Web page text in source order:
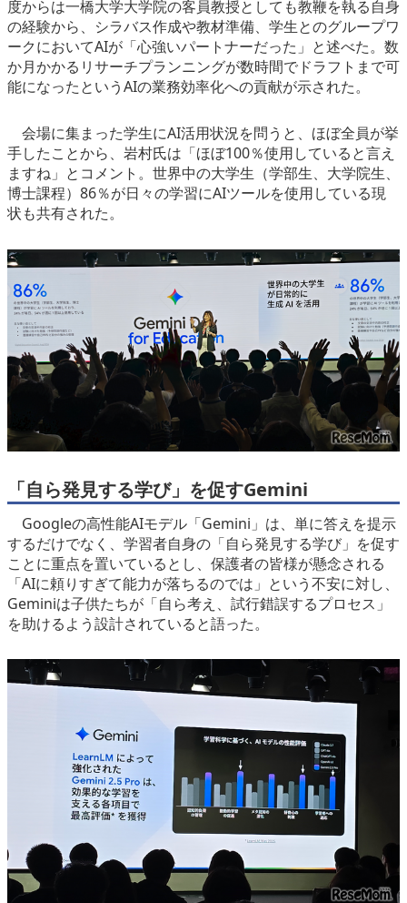
度からは一橋大学大学院の客員教授としても教鞭を執る自身
の経験から、シラバス作成や教材準備、学生とのグループワ
ークにおいてAIが「心強いパートナーだった」と述べた。数
か月かかるリサーチプランニングが数時間でドラフトまで可
能になったというAIの業務効率化への貢献が示された。
会場に集まった学生にAI活用状況を問うと、ほぼ全員が挙
手したことから、岩村氏は「ほぼ100％使用していると言え
ますね」とコメント。世界中の大学生（学部生、大学院生、
博士課程）86％が日々の学習にAIツールを使用している現
状も共有された。
「自ら発見する学び」を促すGemini
Googleの高性能AIモデル「Gemini」は、単に答えを提示
するだけでなく、学習者自身の「自ら発見する学び」を促す
ことに重点を置いているとし、保護者の皆様が懸念される
「AIに頼りすぎて能力が落ちるのでは」という不安に対し、
Geminiは子供たちが「自ら考え、試行錯誤するプロセス」
を助けるよう設計されていると語った。